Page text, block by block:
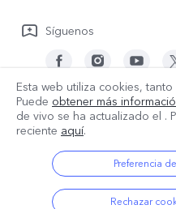
Síguenos
España | Seleccione
reservados.
Esta web utiliza cookies,
Puede obtener más
de vivo se ha actualizado el .
reciente aquí.
Preferencia
Rechazar